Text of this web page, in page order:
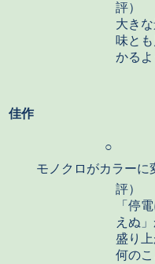
評）
大き
味と
かる
佳作
○
モノクロがカラーに
評）
「停
えぬ
盛り
何の